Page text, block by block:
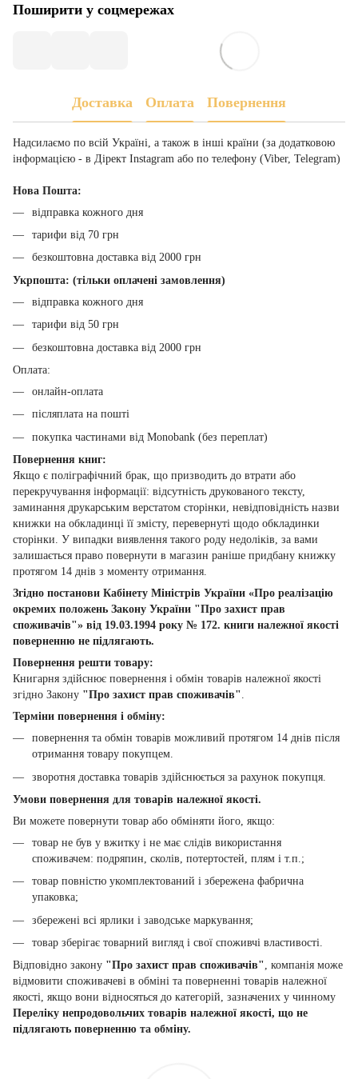
Поширити у соцмережах
Доставка Оплата Повернення
Надсилаємо по всій Україні, а також в інші країни (за додатковою
інформацією - в Дірект Instagram або по телефону (Viber, Telegram)
Нова Пошта:
відправка кожного дня
тарифи від 70 грн
безкоштовна доставка від 2000 грн
Укрпошта: (тільки оплачені замовлення)
відправка кожного дня
тарифи від 50 грн
безкоштовна доставка від 2000 грн
Оплата:
онлайн-оплата
післяплата на пошті
покупка частинами від Monobank (без переплат)
Повернення книг:
Якщо є поліграфічний брак, що призводить до втрати або
перекручування інформації: відсутність друкованого тексту,
заминання друкарським верстатом сторінки, невідповідність назви
книжки на обкладинці її змісту, перевернуті щодо обкладинки
сторінки. У випадки виявлення такого роду недоліків, за вами
залишається право повернути в магазин раніше придбану книжку
протягом 14 днів з моменту отримання.
Згідно постанови Кабінету Міністрів України «Про реалізацію
окремих положень Закону України "Про захист прав
споживачів"» від 19.03.1994 року № 172. книги належної якості
поверненню не підлягають.
Повернення решти товару:
Книгарня здійснює повернення і обмін товарів належної якості
згідно Закону "Про захист прав споживачів".
Терміни повернення і обміну:
повернення та обмін товарів можливий протягом 14 днів після
отримання товару покупцем.
зворотня доставка товарів здійснюється за рахунок покупця.
Умови повернення для товарів належної якості.
Ви можете повернути товар або обміняти його, якщо:
товар не був у вжитку і не має слідів використання
споживачем: подряпин, сколів, потертостей, плям і т.п.;
товар повністю укомплектований і збережена фабрична
упаковка;
збережені всі ярлики і заводське маркування;
товар зберігає товарний вигляд і свої споживчі властивості.
Відповідно закону "Про захист прав споживачів", компанія може
відмовити споживачеві в обміні та поверненні товарів належної
якості, якщо вони відносяться до категорій, зазначених у чинному
Переліку непродовольчих товарів належної якості, що не
підлягають поверненню та обміну.